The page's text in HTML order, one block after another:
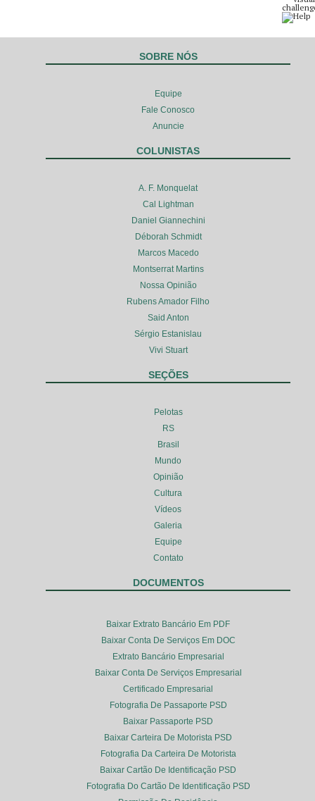
SOBRE NÓS
Equipe
Fale Conosco
Anuncie
COLUNISTAS
A. F. Monquelat
Cal Lightman
Daniel Giannechini
Déborah Schmidt
Marcos Macedo
Montserrat Martins
Nossa Opinião
Rubens Amador Filho
Said Anton
Sérgio Estanislau
Vivi Stuart
SEÇÕES
Pelotas
RS
Brasil
Mundo
Opinião
Cultura
Vídeos
Galeria
Equipe
Contato
DOCUMENTOS
Baixar Extrato Bancário Em PDF
Baixar Conta De Serviços Em DOC
Extrato Bancário Empresarial
Baixar Conta De Serviços Empresarial
Certificado Empresarial
Fotografia De Passaporte PSD
Baixar Passaporte PSD
Baixar Carteira De Motorista PSD
Fotografia Da Carteira De Motorista
Baixar Cartão De Identificação PSD
Fotografia Do Cartão De Identificação PSD